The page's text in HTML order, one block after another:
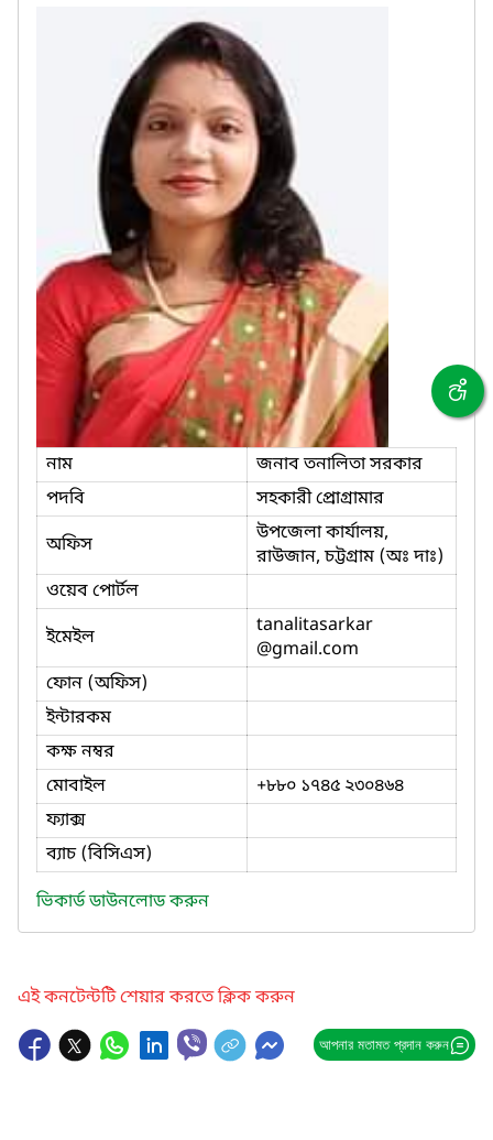
নাম
জনাব তনালিতা সরকার
পদবি
সহকারী প্রোগ্রামার
অফিস
উপজেলা কার্যালয়,
রাউজান, চট্টগ্রাম (অঃ দাঃ)
ওয়েব পোর্টল
ইমেইল
tanalitasarkar
@gmail.com
ফোন (অফিস)
ইন্টারকম
কক্ষ নম্বর
মোবাইল
+৮৮০ ১৭৪৫ ২৩০৪৬৪
ফ্যাক্স
ব্যাচ (বিসিএস)
ভিকার্ড ডাউনলোড করুন
এই কনটেন্টটি শেয়ার করতে ক্লিক করুন
আপনার মতামত প্রদান করুন